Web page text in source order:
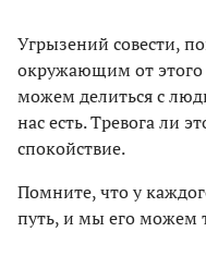
Угрызений совести,
окружающим от этого
можем делиться с
нас есть. Тревога ли
спокойствие.
Помните, что у
путь, и мы его можем